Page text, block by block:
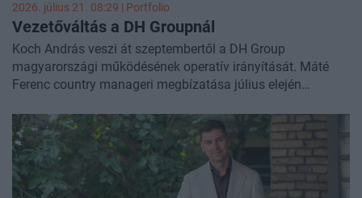
2026. július 21. 08:29 | Portfolio
Vezetőváltás a DH Groupnál
Koch András veszi át szeptembertől a DH Group
magyarországi működésének operatív irányítását. Máté
Ferenc country manageri megbízatása július elején